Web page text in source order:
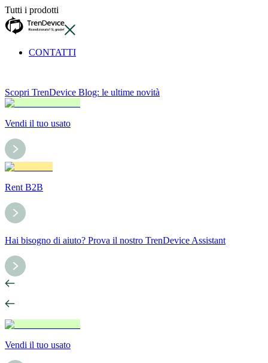
Tutti i prodotti
CONTATTI
Scopri TrenDevice Blog: le ultime novità
Vendi il tuo usato
Rent B2B
Hai bisogno di aiuto? Prova il nostro TrenDevice Assistant
Vendi il tuo usato